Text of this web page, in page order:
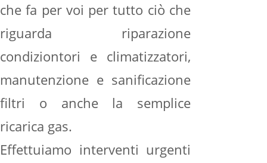
che fa per voi per tutto ciò che
riguarda riparazione
condiziontori e climatizzatori,
manutenzione e sanificazione
filtri o anche la semplice
ricarica gas.
Effettuiamo interventi urgenti